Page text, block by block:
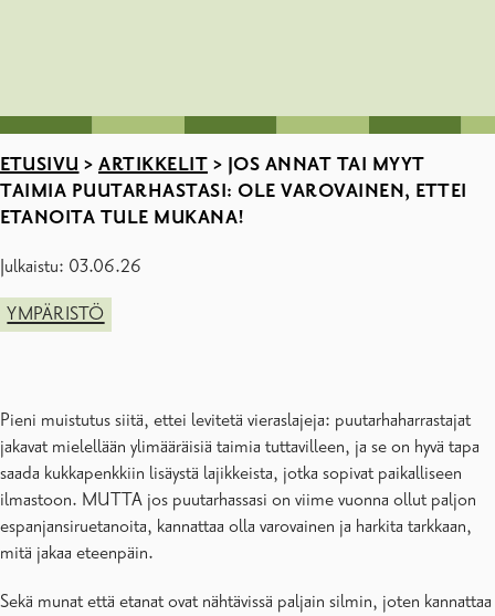
ETUSIVU > ARTIKKELIT > JOS ANNAT TAI MYYT
TAIMIA PUUTARHASTASI: OLE VAROVAINEN, ETTEI
ETANOITA TULE MUKANA!
Julkaistu: 03.06.26
YMPÄRISTÖ
Pieni muistutus siitä, ettei levitetä vieraslajeja: puutarhaharrastajat
jakavat mielellään ylimääräisiä taimia tuttavilleen, ja se on hyvä tapa
saada kukkapenkkiin lisäystä lajikkeista, jotka sopivat paikalliseen
ilmastoon. MUTTA jos puutarhassasi on viime vuonna ollut paljon
espanjansiruetanoita, kannattaa olla varovainen ja harkita tarkkaan,
mitä jakaa eteenpäin.
Sekä munat että etanat ovat nähtävissä paljain silmin, joten kannattaa